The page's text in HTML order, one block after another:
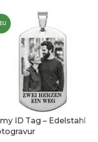
ID Tag – Edelstahl